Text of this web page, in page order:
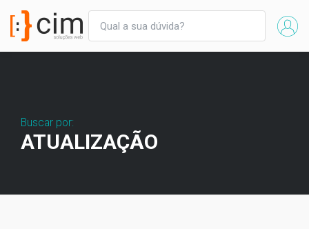
Buscar por:
ATUALIZAÇÃO